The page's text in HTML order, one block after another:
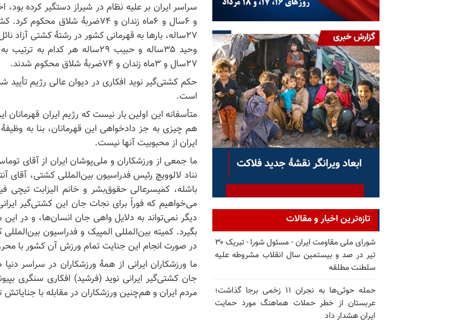
سراسر ایران بر علیه نظام در شیراز دستگیر کرده بود،
و ۶سال و ۶ماه زندان و ۷۴ضربهٔ
۲۷ساله، بارها به قهرمانی کشور در رشتهٔ کشتی آزاد
۲۷سال و ۳ماه زندان و ۷۴ضربهٔ شلاق محکوم شدند.
حکم کشتی‌گیر نوید افکاری در دیوان عالی رژیم تأیید
است.
متأسفانه این اولین بار نیست که رژیم ایران قهرمانان
هم چیزی به جز دادخواهی این قهرمانان، بنا به
ایران از محبوبیت آنها نیست.
ما جمعی از ورزشکاران و ملی‌پوشان ایران از آقای
نناد لالوویچ رئیس فدراسیون بین‌المللی کشتی، آقای
باشله، کمیسرعالی حقوق‌بشر و خانم الیزابت تیچی
می‌خواهیم که فوراً برای نجات جان این کشتی‌گیر
دیگر نمی‌تواند به دلایل واهی جان انسان‌ها، و در
بگیرد. کمیته بین‌المللی المپیک و فدراسیون
در صورت انجام این جنایت تمام ورزش آن کشور با
ما ورزشکاران ایرانی از همهٔ ورزشکاران در سراسر
جان کشتی‌گیر ایرانی نوید (فرشید) افکاری سنگری
مردم ایران و هم‌چنین ورزشکاران در مقابله با جنایاتش
تازه‌ترین اخبار و مقالات
شورای ملی مقاومت ایران - مسئول شورا - تبریک ۳۰
تیر در صد و بیستمین سال انقلاب مشروطه علیه
سلطنت مطلقه
حمله حوثی‌ها به نجران ۱۱ زخمی برجا گذاشت؛
عربستان از خطر حملات هماهنگ مورد حمایت
ایران هشدار داد